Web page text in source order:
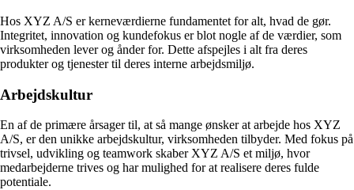
Hos XYZ A/S er kerneværdierne fundamentet for alt, hvad de gør.
Integritet, innovation og kundefokus er blot nogle af de værdier, som
virksomheden lever og ånder for. Dette afspejles i alt fra deres
produkter og tjenester til deres interne arbejdsmiljø.
Arbejdskultur
En af de primære årsager til, at så mange ønsker at arbejde hos XYZ
A/S, er den unikke arbejdskultur, virksomheden tilbyder. Med fokus på
trivsel, udvikling og teamwork skaber XYZ A/S et miljø, hvor
medarbejderne trives og har mulighed for at realisere deres fulde
potentiale.